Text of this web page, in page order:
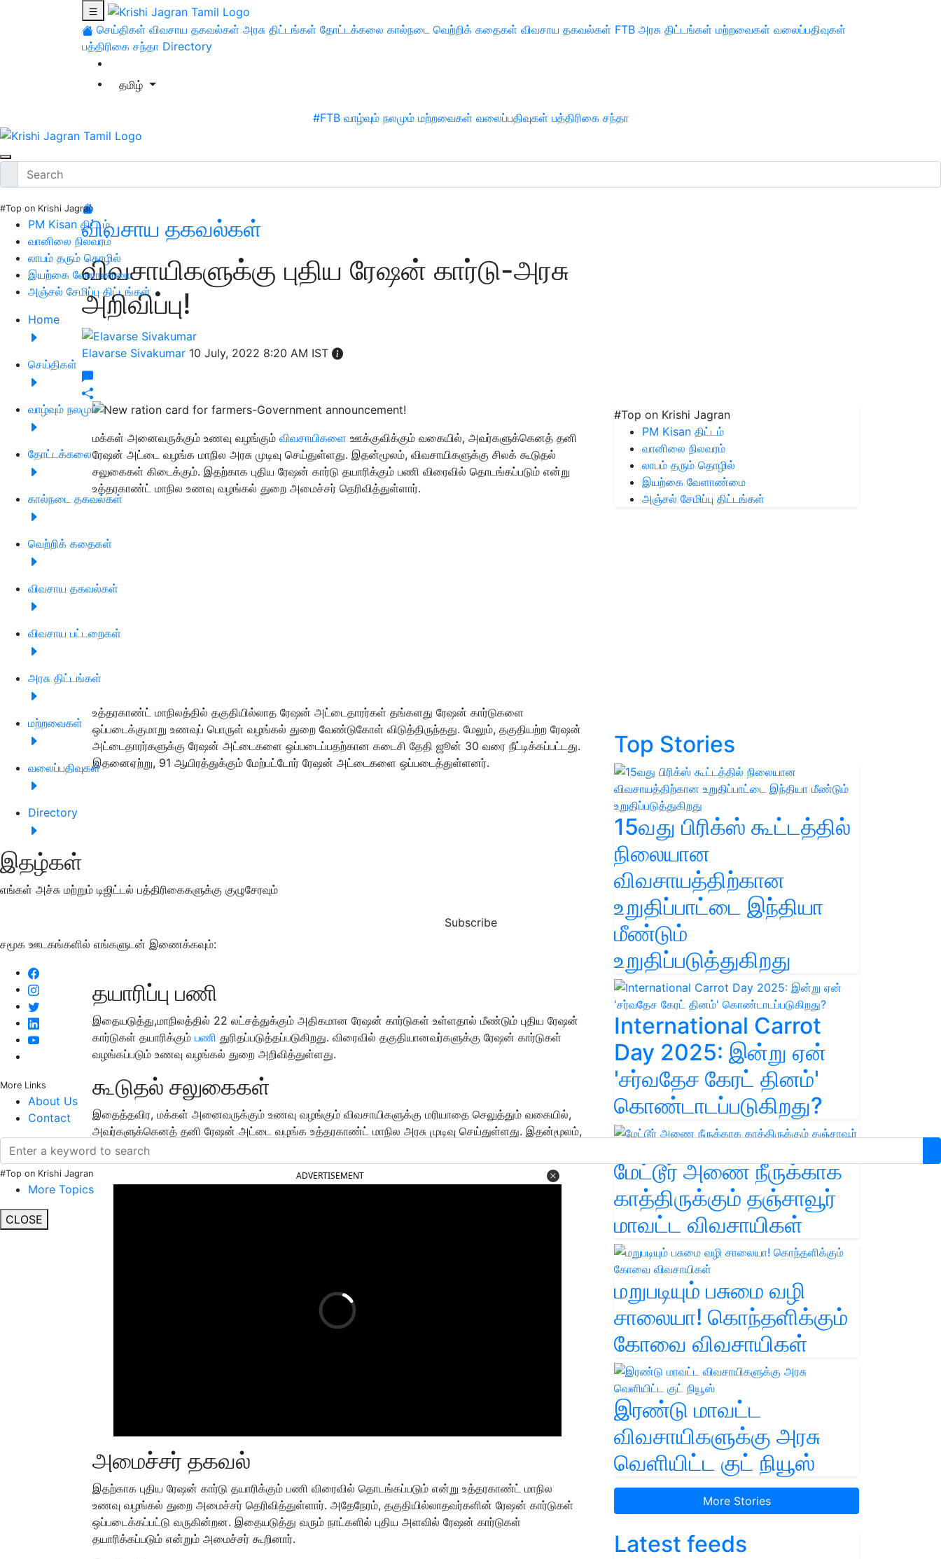
செய்திகள் விவசாய தகவல்கள் அரசு திட்டங்கள் தோட்டக்கலை கால்நடை வெற்றிக் கதைகள் விவசாய தகவல்கள் FTB அரசு திட்டங்கள் மற்றவைகள் வலைப்பதிவுகள்
பத்திரிகை சந்தா Directory
தமிழ்
#FTB வாழ்வும் நலமும் மற்றவைகள் வலைப்பதிவுகள் பத்திரிகை சந்தா
#Top on Krishi Jagran
PM Kisan திட்டம்
வானிலை நிலவரம்
லாபம் தரும் தொழில்
இயற்கை வேளாண்மை
அஞ்சல் சேமிப்பு திட்டங்கள்
Home
செய்திகள்
வாழ்வும் நலமும்
தோட்டக்கலை
கால்நடை தகவல்கள்
வெற்றிக் கதைகள்
விவசாய தகவல்கள்
விவசாய பட்டறைகள்
அரசு திட்டங்கள்
மற்றவைகள்
வலைப்பதிவுகள்
Directory
இதழ்கள்
எங்கள் அச்சு மற்றும் டிஜிட்டல் பத்திரிகைகளுக்கு குழுசேரவும்
Subscribe
சமூக ஊடகங்களில் எங்களுடன் இணைக்கவும்:
More Links
About Us
Contact
#Top on Krishi Jagran
More Topics
CLOSE
விவசாய தகவல்கள்
விவசாயிகளுக்கு புதிய ரேஷன் கார்டு-அரசு
அறிவிப்பு!
Elavarse Sivakumar 10 July, 2022 8:20 AM IST
மக்கள் அனைவருக்கும் உணவு வழங்கும் விவசாயிகளை ஊக்குவிக்கும் வகையில், அவர்களுக்கெனத் தனி
ரேஷன் அட்டை வழங்க மாநில அரசு முடிவு செய்துள்ளது. இதன்மூலம், விவசாயிகளுக்கு சிலக் கூடுதல்
சலுகைகள் கிடைக்கும். இதற்காக புதிய ரேஷன் கார்டு தயாரிக்கும் பணி விரைவில் தொடங்கப்படும் என்று
உத்தரகாண்ட் மாநில உணவு வழங்கல் துறை அமைச்சர் தெரிவித்துள்ளார்.
உத்தரகாண்ட் மாநிலத்தில் தகுதியில்லாத ரேஷன் அட்டைதாரர்கள் தங்களது ரேஷன் கார்டுகளை
ஒப்படைக்குமாறு உணவுப் பொருள் வழங்கல் துறை வேண்டுகோள் விடுத்திருந்தது. மேலும், தகுதியற்ற ரேஷன்
அட்டைதாரர்களுக்கு ரேஷன் அட்டைகளை ஒப்படைப்பதற்கான கடைசி தேதி ஜூன் 30 வரை நீட்டிக்கப்பட்டது.
இதனைஏற்று, 91 ஆயிரத்துக்கும் மேற்பட்டோர் ரேஷன் அட்டைகளை ஒப்படைத்துள்ளனர்.
தயாரிப்பு பணி
இதையடுத்து,மாநிலத்தில் 22 லட்சத்துக்கும் அதிகமான ரேஷன் கார்டுகள் உள்ளதால் மீண்டும் புதிய ரேஷன்
கார்டுகள் தயாரிக்கும் பணி துரிதப்படுத்தப்படுகிறது. விரைவில் தகுதியானவர்களுக்கு ரேஷன் கார்டுகள்
வழங்கப்படும் உணவு வழங்கல் துறை அறிவித்துள்ளது.
கூடுதல் சலுகைகள்
இதைத்தவிர, மக்கள் அனைவருக்கும் உணவு வழங்கும் விவசாயிகளுக்கு மரியாதை செலுத்தும் வகையில்,
அவர்களுக்கெனத் தனி ரேஷன் அட்டை வழங்க உத்தரகாண்ட் மாநில அரசு முடிவு செய்துள்ளது. இதன்மூலம்,
விவசாயிகளுக்கு சிலக் கூடுதல் சலுகைகள் கிடைக்கும்.
ADVERTISEMENT
அமைச்சர் தகவல்
இதற்காக புதிய ரேஷன் கார்டு தயாரிக்கும் பணி விரைவில் தொடங்கப்படும் என்று உத்தரகாண்ட் மாநில
உணவு வழங்கல் துறை அமைச்சர் தெரிவித்துள்ளார். அதேநேரம், தகுதியில்லாதவர்களின் ரேஷன் கார்டுகள்
ஒப்படைக்கப்பட்டு வருகின்றன. இதையடுத்து வரும் நாட்களில் புதிய அளவில் ரேஷன் கார்டுகள்
தயாரிக்கப்படும் என்றும் அமைச்சர் கூறினார்.
#Top on Krishi Jagran
PM Kisan திட்டம்
வானிலை நிலவரம்
லாபம் தரும் தொழில்
இயற்கை வேளாண்மை
அஞ்சல் சேமிப்பு திட்டங்கள்
Top Stories
15வது பிரிக்ஸ் கூட்டத்தில்
நிலையான
விவசாயத்திற்கான
உறுதிப்பாட்டை இந்தியா
மீண்டும்
உறுதிப்படுத்துகிறது
International Carrot
Day 2025: இன்று ஏன்
'சர்வதேச கேரட் தினம்'
கொண்டாடப்படுகிறது?
மேட்டூர் அணை நீருக்காக
காத்திருக்கும் தஞ்சாவூர்
மாவட்ட விவசாயிகள்
மறுபடியும் பசுமை வழி
சாலையா! கொந்தளிக்கும்
கோவை விவசாயிகள்
இரண்டு மாவட்ட
விவசாயிகளுக்கு அரசு
வெளியிட்ட குட் நியூஸ்
More Stories
Latest feeds